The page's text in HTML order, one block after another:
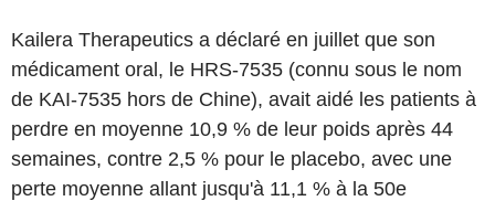
Kailera Therapeutics a déclaré en juillet que son
médicament oral, le HRS-7535 (connu sous le nom
de KAI-7535 hors de Chine), avait aidé les patients à
perdre en moyenne 10,9 % de leur poids après 44
semaines, contre 2,5 % pour le placebo, avec une
perte moyenne allant jusqu'à 11,1 % à la 50e